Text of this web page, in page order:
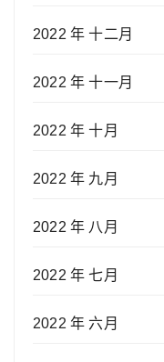
2022 年 十二月
2022 年 十一月
2022 年 十月
2022 年 九月
2022 年 八月
2022 年 七月
2022 年 六月